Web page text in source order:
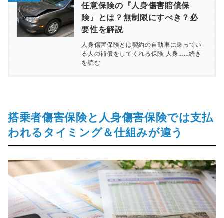
任意保険の『人身傷害賠償保
険』とは？無制限にすべき？必
要性を解説
人身傷害保険とは契約の自動車に乗ってい
る人の補償をしてくれる保険 人身……続き
を読む
搭乗者傷害保険と人身傷害保険では支払
われるタイミング＆仕組みが違う